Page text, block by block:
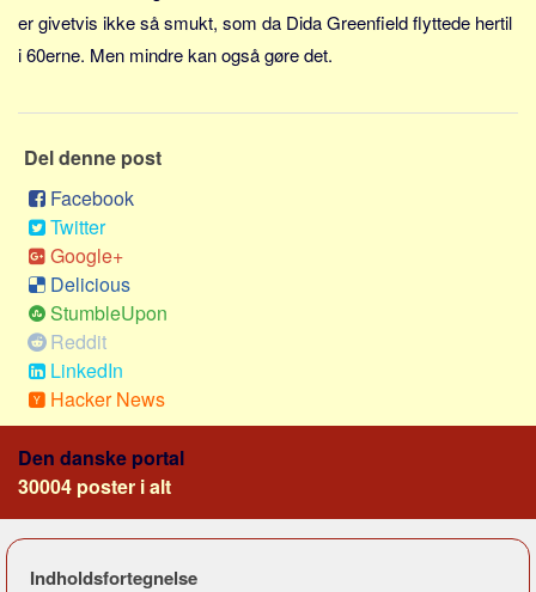
er givetvis ikke så smukt, som da Dida Greenfield flyttede hertil
i 60erne. Men mindre kan også gøre det.
Del denne post
Facebook
Twitter
Google+
Delicious
StumbleUpon
Reddit
LinkedIn
Hacker News
Den danske portal
30004 poster i alt
Indholdsfortegnelse